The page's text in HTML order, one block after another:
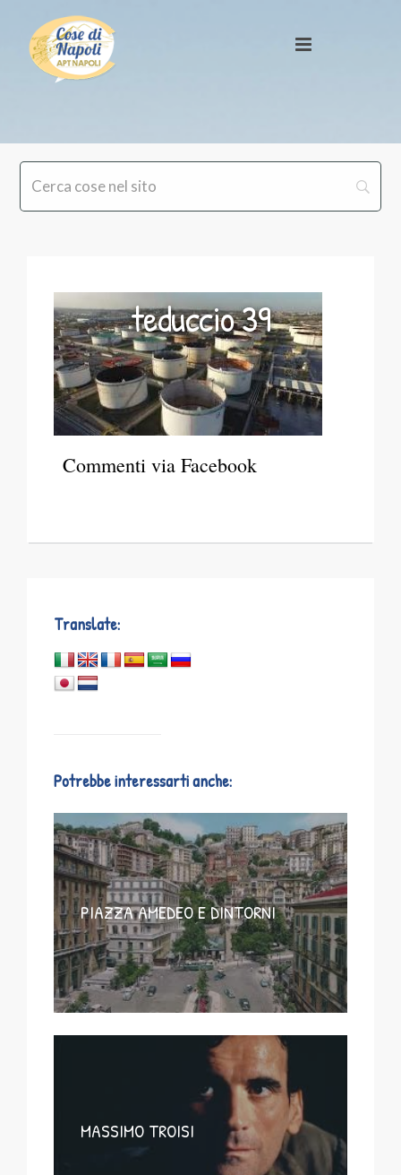
teduccio 39
Commenti via Facebook
Translate:
Potrebbe interessarti anche:
PIAZZA AMEDEO E DINTORNI
MASSIMO TROISI